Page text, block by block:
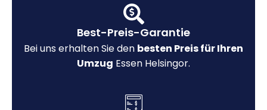
Best-Preis-Garantie
Bei uns erhalten Sie den besten Preis für Ihren
Umzug Essen Helsingor.